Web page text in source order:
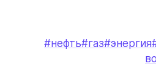
#нефть#газ#энергия